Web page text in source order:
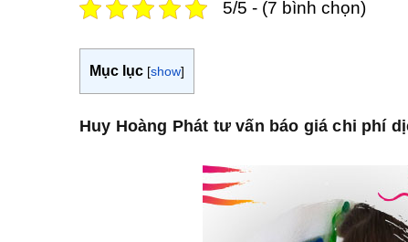
5/5 - (7 bình chọn)
Mục lục [show]
Huy Hoàng Phát tư vấn báo giá chi phí